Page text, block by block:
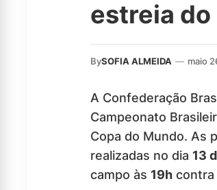
estreia do
BySOFIA ALMEIDA — maio
A Confederação
Campeonato
Copa do Mundo. As
realizadas no dia 13
campo às 19h contra